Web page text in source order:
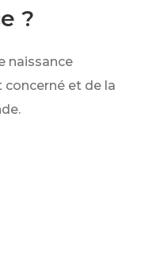
?
naissance
et de la